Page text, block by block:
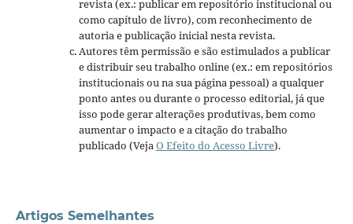
revista (ex.: publicar em repositório institucional ou
como capítulo de livro), com reconhecimento de
autoria e publicação inicial nesta revista.
Autores têm permissão e são estimulados a publicar
e distribuir seu trabalho online (ex.: em repositórios
institucionais ou na sua página pessoal) a qualquer
ponto antes ou durante o processo editorial, já que
isso pode gerar alterações produtivas, bem como
aumentar o impacto e a citação do trabalho
publicado (VejaO Efeito do Acesso Livre).
Artigos Semelhantes